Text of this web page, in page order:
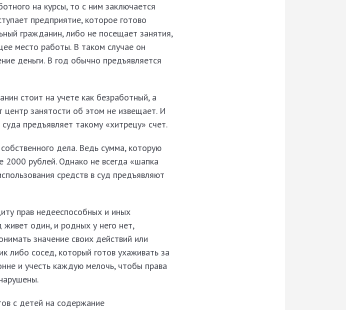
на курсы, то с ним заключается
предприятие, которое готово
гражданин, либо не посещает занятия,
место работы. В таком случае он
деньги. В год обычно предъявляется
стоит на учете как безработный, а
центр занятости об этом не извещает. И
предъявляет такому «хитрецу» счет.
дела. Ведь сумма, которую
2000 рублей. Однако не всегда «шапка
средств в суд предъявляют
прав недееспособных и иных
один, и родных у него нет,
значение своих действий или
либо сосед, который готов ухаживать за
и учесть каждую мелочь, чтобы права
с детей на содержание